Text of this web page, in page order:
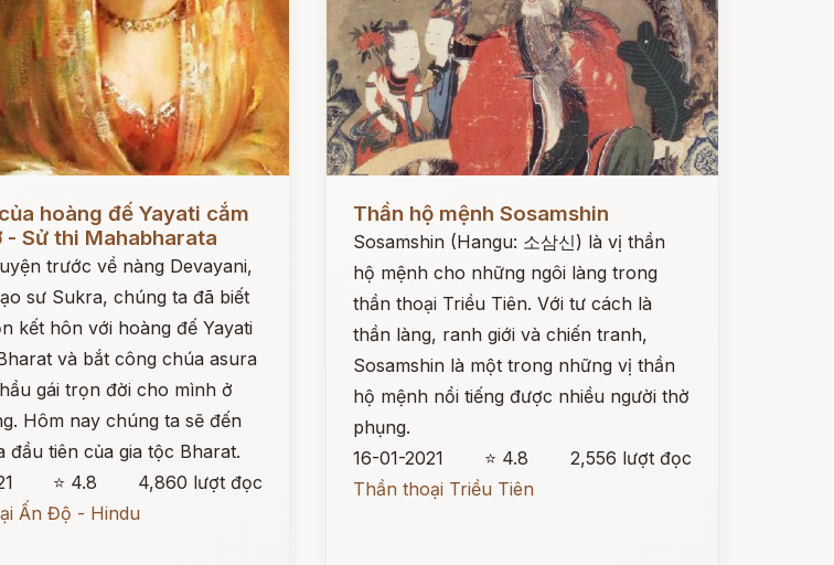
hoàng đế Yayati cắm
- Sử thi Mahabharata
trước về nàng Devayani,
sư Sukra, chúng ta đã biết
kết hôn với hoàng đế Yayati
và bắt công chúa asura
gái trọn đời cho mình ở
Hôm nay chúng ta sẽ đến
đầu tiên của gia tộc Bharat.
⭐ 4.8
4,860 lượt đọc
Ấn Độ - Hindu
Đọc ngay
Thần hộ mệnh Sosamshin
Sosamshin (Hangu: 소삼신) là vị thần
hộ mệnh cho những ngôi làng trong
thần thoại Triều Tiên. Với tư cách là
thần làng, ranh giới và chiến tranh,
Sosamshin là một trong những vị thần
hộ mệnh nổi tiếng được nhiều người thờ
phụng.
16-01-2021
⭐ 4.8
2,556 lượt đọc
Thần thoại Triều Tiên